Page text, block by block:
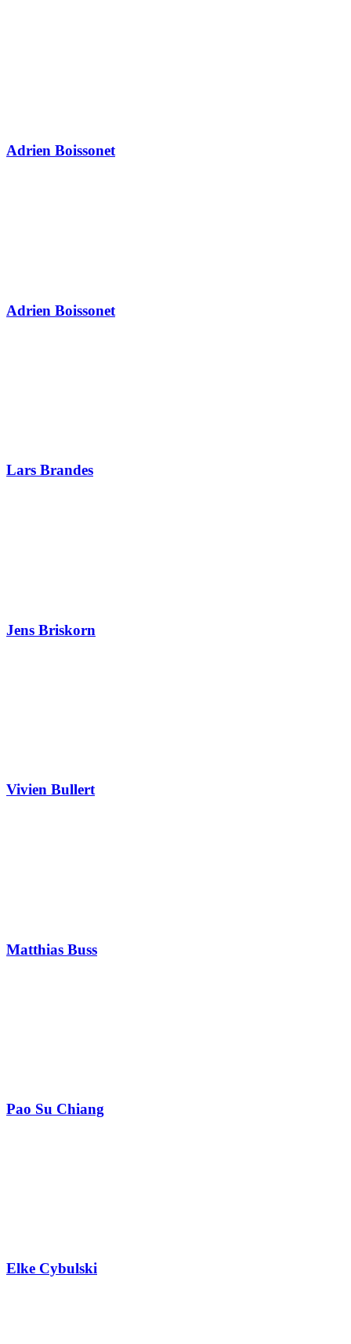
Adrien Boissonet
Adrien Boissonet
Lars Brandes
Jens Briskorn
Vivien Bullert
Matthias Buss
Pao Su Chiang
Elke Cybulski